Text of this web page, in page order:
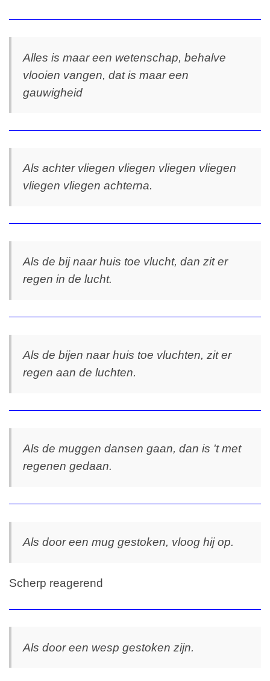
Alles is maar een wetenschap, behalve
vlooien vangen, dat is maar een
gauwigheid
Als achter vliegen vliegen vliegen vliegen
vliegen vliegen achterna.
Als de bij naar huis toe vlucht, dan zit er
regen in de lucht.
Als de bijen naar huis toe vluchten, zit er
regen aan de luchten.
Als de muggen dansen gaan, dan is 't met
regenen gedaan.
Als door een mug gestoken, vloog hij op.
Scherp reagerend
Als door een wesp gestoken zijn.